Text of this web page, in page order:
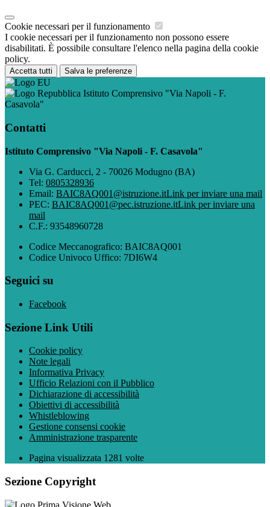
Cookie necessari per il funzionamento
I cookie necessari per il funzionamento non possono essere
disabilitati. È possibile consultare l'elenco nella pagina della cookie
policy.
Accetta tutti Salva le preferenze
Istituto Comprensivo "Via Napoli - F.
Casavola"
Contatti
Istituto Comprensivo "Via Napoli - F. Casavola"
Via G. Carducci, 2 - 70026 Modugno (BA)
Tel: 0805328936
Email: BAIC8AQ001@istruzione.itLink per inviare una mail
PEC: BAIC8AQ001@pec.istruzione.itLink per inviare una
mail
C.F.: 93548960728
Codice Meccanografico: BAIC8AQ001
Codice Univoco Uffico: 7DI6W4
Seguici su
Facebook
Sezione Link Utili
Cookie policy
Note legali
Informativa Privacy
Ufficio Relazioni con il Pubblico
Dichiarazione di accessibilità
Obiettivi di accessibilità
Whistleblowing
Gestione consensi cookie
Amministrazione trasparente
Pagina visualizzata 1281 volte
Sezione Copyright